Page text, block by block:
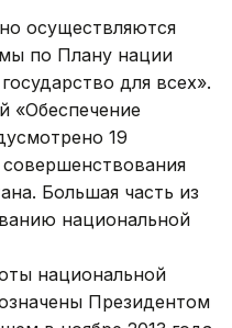
осуществляются
по Плану нации
для всех».
«Обеспечение
19
Большая часть из
национальной
национальной
Президентом